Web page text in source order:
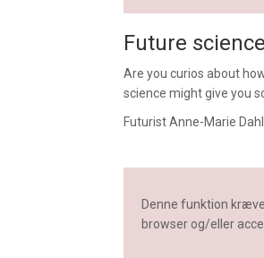
Future science
Are you curios about
science might give you
Futurist Anne-Marie
Denne funktion
browser og/eller